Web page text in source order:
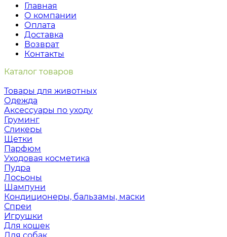
Главная
О компании
Оплата
Доставка
Возврат
Контакты
Каталог товаров
Товары для животных
Одежда
Аксессуары по уходу
Груминг
Сликеры
Щетки
Парфюм
Уходовая косметика
Пудра
Лосьоны
Шампуни
Кондиционеры, бальзамы, маски
Спреи
Игрушки
Для кошек